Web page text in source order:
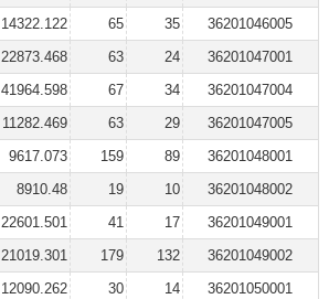
14322.122 65 35
36201046005
22873.468 63 24
36201047001
41964.598 67 34
36201047004
11282.469 63 29
36201047005
9617.073 159 89
36201048001
8910.48 19 10
36201048002
22601.501 41 17
36201049001
21019.301 179 132
36201049002
12090.262 30 14
36201050001